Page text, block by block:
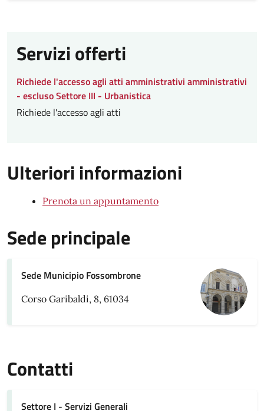
Servizi offerti
Richiede l'accesso agli atti amministrativi amministrativi
- escluso Settore III - Urbanistica
Richiede l'accesso agli atti
Ulteriori informazioni
Prenota un appuntamento
Sede principale
Sede Municipio Fossombrone
Corso Garibaldi, 8, 61034
Contatti
Settore I - Servizi Generali